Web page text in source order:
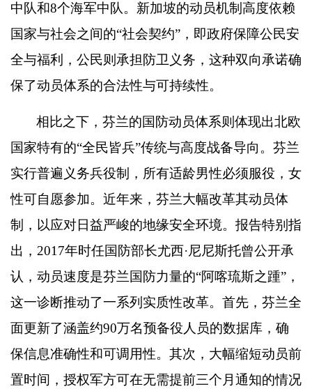
中队和8个海军中队。新加坡的动员机制高度依赖
国家与社会之间的“社会契约” ，即政府保障公民安
全与福利，公民则承担防卫义务，这种双向承诺确
保了动员体系的合法性与可持续性。
相比之下，芬兰的国防动员体系则体现出北欧
国家特有的“全民皆兵”传统与高度战备导向。芬兰
实行普遍义务兵役制，所有适龄男性必须服役，女
性可自愿参加。近年来，芬兰大幅改革其动员体
制，以应对日益严峻的地缘安全环境。报告特别指
出， 2017年时任国防部长尤西·尼尼斯托曾公开承
认，动员速度是芬兰国防力量的“阿喀琉斯之踵” ，
这一诊断推动了一系列实质性改革。首先，芬兰全
面更新了涵盖约90万名预备役人员的数据库，确
保信息准确性和可调用性。其次，大幅缩短动员前
置时间，授权军方可在无需提前三个月通知的情况